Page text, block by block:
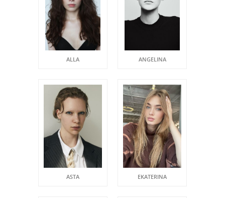
ALLA ANGELINA
ASTA EKATERINA